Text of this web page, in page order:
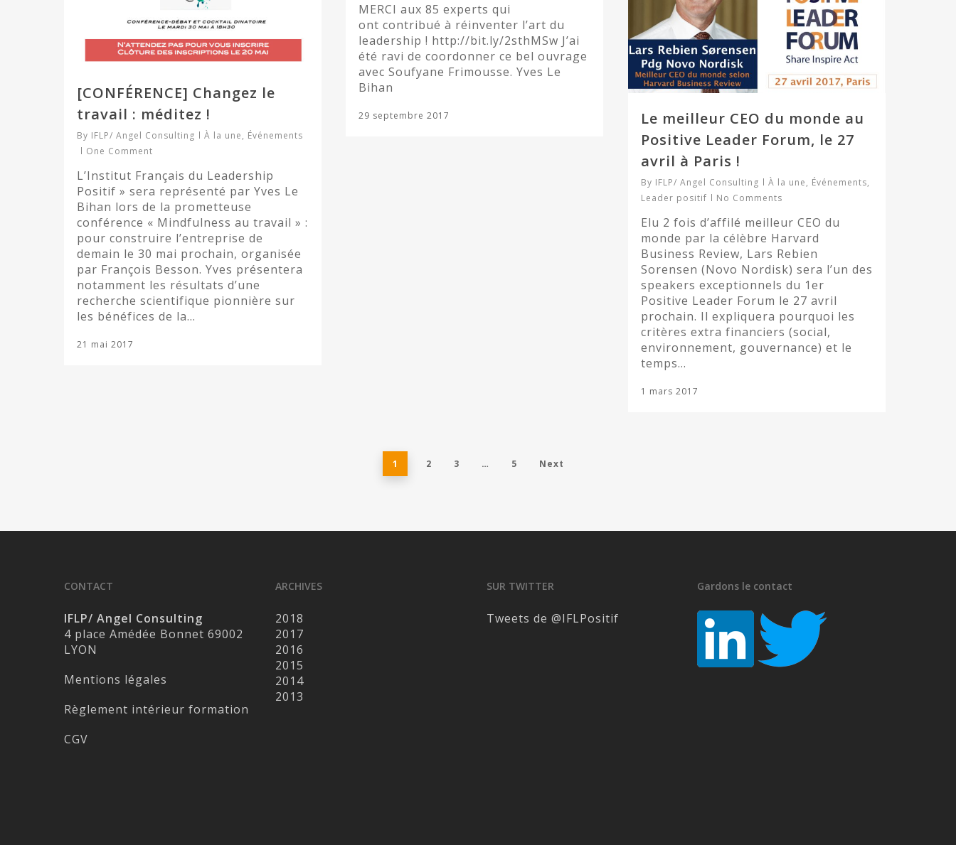
MERCI aux 85 experts qui
ont contribué à réinventer l’art du
leadership ! http://bit.ly/2sthMSw J’ai
été ravi de coordonner ce bel ouvrage
avec Soufyane Frimousse. Yves Le
Bihan
29 septembre 2017
[CONFÉRENCE] Changez le
travail : méditez !
By IFLP/ Angel Consulting À la une, Événements
One Comment
L’Institut Français du Leadership
Positif » sera représenté par Yves Le
Bihan lors de la prometteuse
conférence « Mindfulness au travail » :
pour construire l’entreprise de
demain le 30 mai prochain, organisée
par François Besson. Yves présentera
notamment les résultats d’une
recherche scientifique pionnière sur
les bénéfices de la…
21 mai 2017
Le meilleur CEO du monde au
Positive Leader Forum, le 27
avril à Paris !
By IFLP/ Angel Consulting À la une, Événements,
Leader positif
No Comments
Elu 2 fois d’affilé meilleur CEO du
monde par la célèbre Harvard
Business Review, Lars Rebien
Sorensen (Novo Nordisk) sera l’un des
speakers exceptionnels du 1er
Positive Leader Forum le 27 avril
prochain. Il expliquera pourquoi les
critères extra financiers (social,
environnement, gouvernance) et le
temps…
1 mars 2017
1 2 3 … 5 Next
CONTACT
IFLP/ Angel Consulting
4 place Amédée Bonnet 69002
LYON
Mentions légales
Règlement intérieur formation
CGV
ARCHIVES
2018
2017
2016
2015
2014
2013
SUR TWITTER
Tweets de @IFLPositif
Gardons le contact